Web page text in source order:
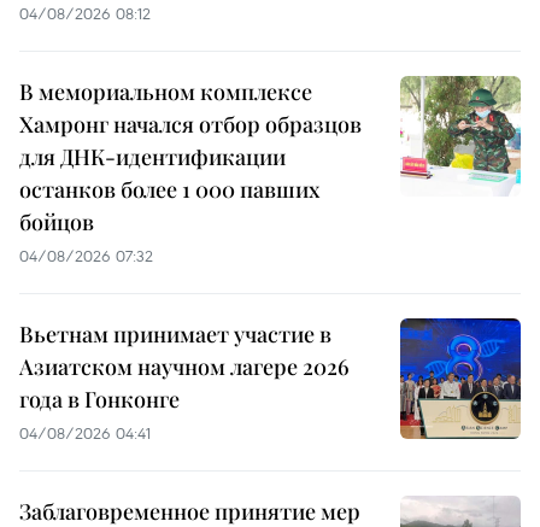
04/08/2026 08:12
В мемориальном комплексе
Хамронг начался отбор образцов
для ДНК-идентификации
останков более 1 000 павших
бойцов
04/08/2026 07:32
Вьетнам принимает участие в
Азиатском научном лагере 2026
года в Гонконге
04/08/2026 04:41
Заблаговременное принятие мер